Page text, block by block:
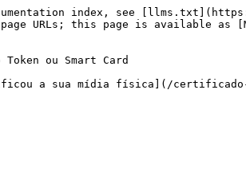
index, see
URLs; this page is available as
ou Smart Card
a sua mídia física](/certificado-